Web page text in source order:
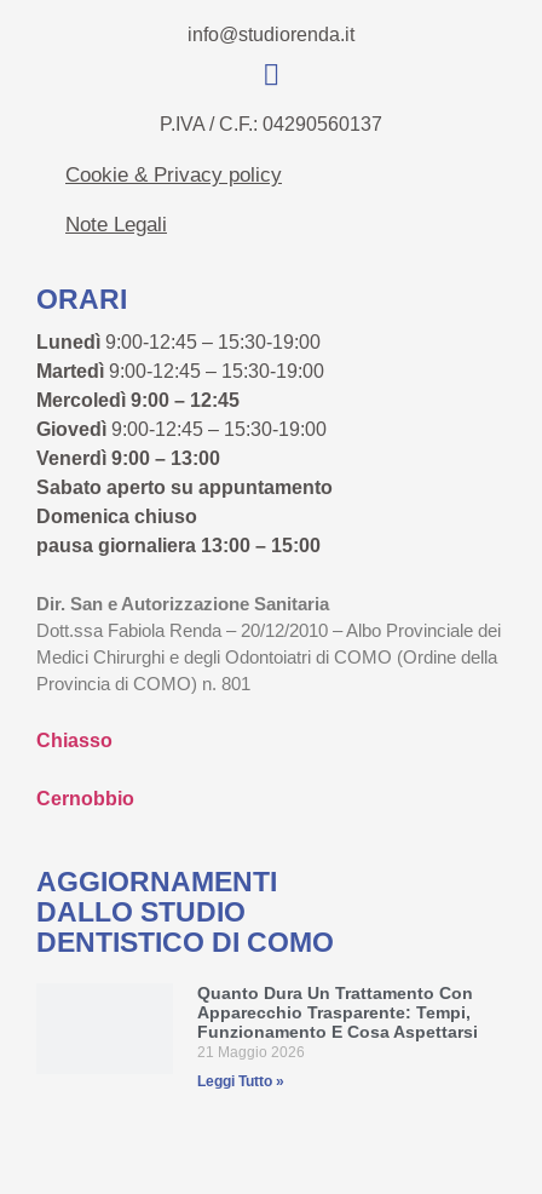
info@studiorenda.it
P.IVA / C.F.: 04290560137
Cookie & Privacy policy
Note Legali
ORARI
Lunedì 9:00-12:45 – 15:30-19:00
Martedì 9:00-12:45 – 15:30-19:00
Mercoledì 9:00 – 12:45
Giovedì 9:00-12:45 – 15:30-19:00
Venerdì 9:00 – 13:00
Sabato aperto su appuntamento
Domenica chiuso
pausa giornaliera 13:00 – 15:00
Dir. San e Autorizzazione Sanitaria
Dott.ssa Fabiola Renda – 20/12/2010 – Albo Provinciale dei
Medici Chirurghi e degli Odontoiatri di COMO (Ordine della
Provincia di COMO) n. 801
Chiasso
Cernobbio
AGGIORNAMENTI
DALLO STUDIO
DENTISTICO DI COMO
Quanto Dura Un Trattamento Con
Apparecchio Trasparente: Tempi,
Funzionamento E Cosa Aspettarsi
21 Maggio 2026
Leggi Tutto »